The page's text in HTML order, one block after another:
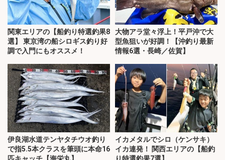
関東エリアの【船釣り特選釣果8
選】 東京湾の船シロギス釣り好
調で入門にもオススメ！
大物アラ堂々浮上！平戸沖で大
型魚狙いが好調！【沖釣り最新
情報6選・長崎／佐賀】
伊良湖水道テンヤタチウオ釣り
で指5.5本クラスを筆頭に本命16
イカメタルでシロ（ケンサキ）
イカ連発！ 関西エリアの【船釣